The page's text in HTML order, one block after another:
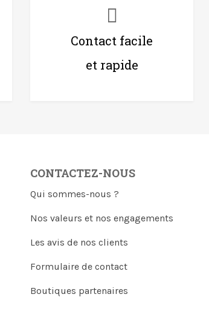
Contact facile
et rapide
CONTACTEZ-NOUS
Qui sommes-nous ?
Nos valeurs et nos engagements
Les avis de nos clients
Formulaire de contact
Boutiques partenaires